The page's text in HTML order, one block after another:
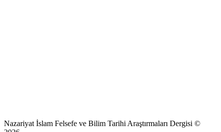
Nazariyat İslam Felsefe ve Bilim Tarihi Araştırmaları Dergisi ©